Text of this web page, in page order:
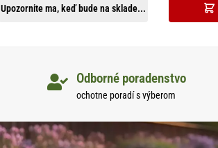
Upozornite ma, keď bude na sklade...
Odborné poradenstvo
ochotne poradí s výberom